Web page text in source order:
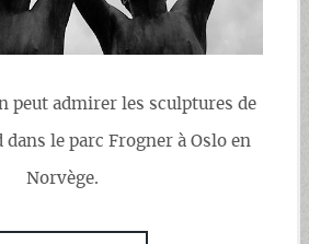
peut admirer les sculptures de
dans le parc Frogner à Oslo en
Norvège.